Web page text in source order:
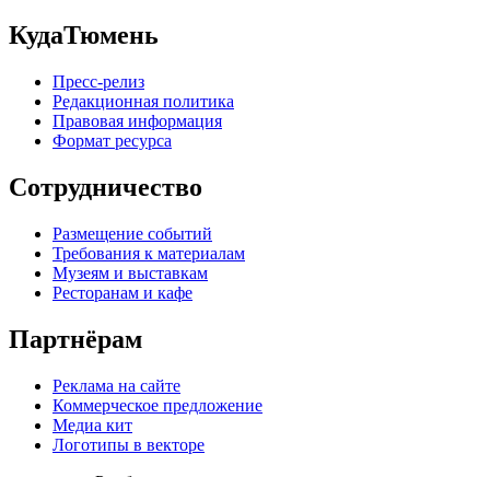
КудаТюмень
Пресс-релиз
Редакционная политика
Правовая информация
Формат ресурса
Сотрудничество
Размещение событий
Требования к материалам
Музеям и выставкам
Ресторанам и кафе
Партнёрам
Реклама на сайте
Коммерческое предложение
Медиа кит
Логотипы в векторе